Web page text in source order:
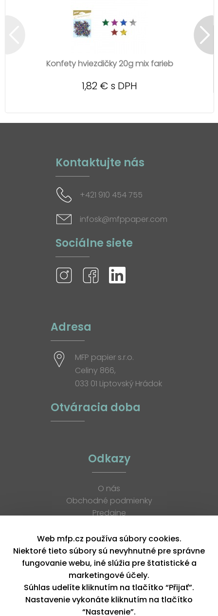
Konfety hviezdičky 20g mix farieb
1,82 € s DPH
Kontaktujte nás
+421 910 454 755
infosk@mfppaper.com
Sociálne siete
Adresa
MFP papier s.r.o.
Celiny 866,
033 01 Liptovský Hrádok
Otváracia doba
Odkazy
O nás
Obchodné podmienky
Predajne
K stiahnutiu
Blog
Kontakt
Kariéra
XML feed
Copyright © 2026, MFP paper s. r. o. | Všetky práva vyhradené
Web mfp.cz používa súbory cookies.
Niektoré tieto súbory sú nevyhnutné pre správne
fungovanie webu, iné slúžia pre štatistické a
marketingové účely.
Súhlas udelíte kliknutím na tlačítko “Přijať”.
Nastavenie vykonáte kliknutím na tlačítko
“Nastavenie”.